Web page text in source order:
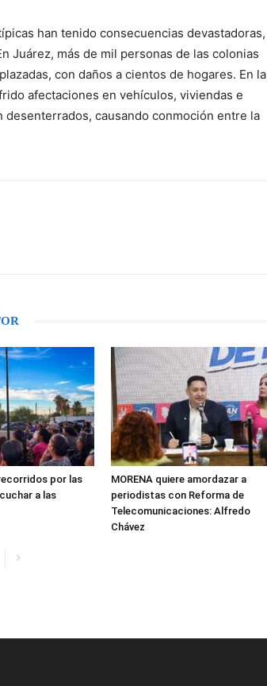
han tenido consecuencias devastadoras,
Juárez, más de mil personas de las colonias
con daños a cientos de hogares. En la
afectaciones en vehículos, viviendas e
causando conmoción entre la
por las
a las
MORENA quiere amordazar a
periodistas con Reforma de
Telecomunicaciones: Alfredo
Chávez